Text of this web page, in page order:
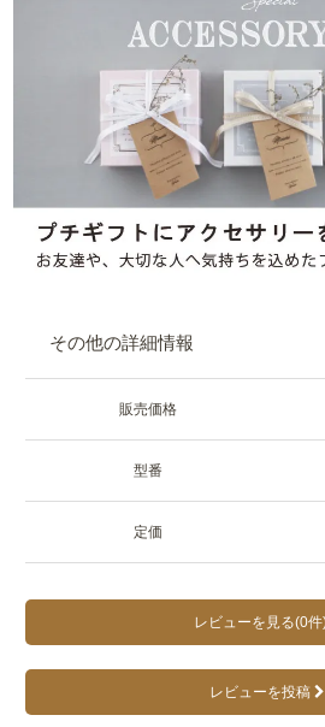
その他の詳細情報
販売価格
型番
定価
レビューを見る(0件
レビューを投稿